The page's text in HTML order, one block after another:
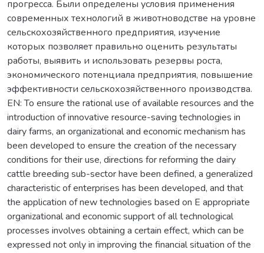
прогресса. Были определены условия применения
современных технологий в животноводстве на уровне
сельскохозяйственного предприятия, изучение
которых позволяет правильно оценить результаты
работы, выявить и использовать резервы роста,
экономического потенциала предприятия, повышение
эффективности сельскохозяйственного производства.
EN: To ensure the rational use of available resources and the
introduction of innovative resource-saving technologies in
dairy farms, an organizational and economic mechanism has
been developed to ensure the creation of the necessary
conditions for their use, directions for reforming the dairy
cattle breeding sub-sector have been defined, a generalized
characteristic of enterprises has been developed, and that
the application of new technologies based on E appropriate
organizational and economic support of all technological
processes involves obtaining a certain effect, which can be
expressed not only in improving the financial situation of the